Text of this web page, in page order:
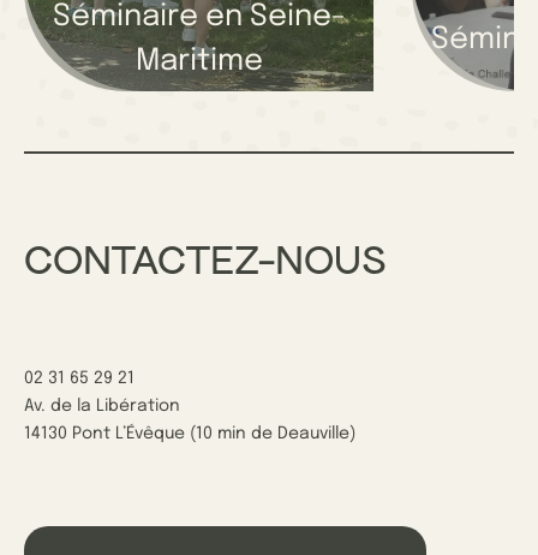
Séminaire en Seine-
Maritime
CONTACTEZ-NOUS
02 31 65 29 21
Av. de la Libération
14130 Pont L’Évêque (10 min de Deauville)